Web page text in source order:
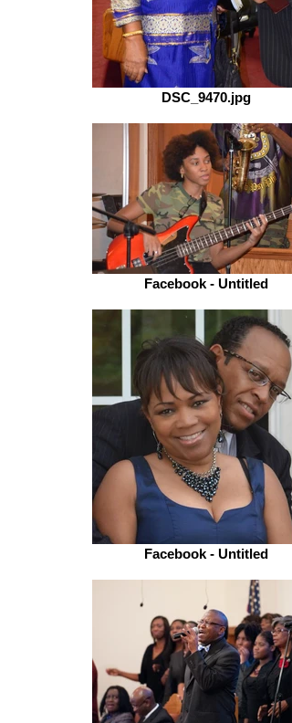
DSC_9470.jpg
Facebook - Untitled
Facebook - Untitled